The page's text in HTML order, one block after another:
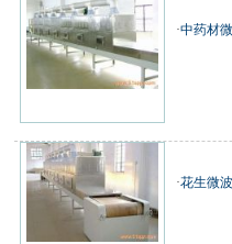
·中药材
·花生微